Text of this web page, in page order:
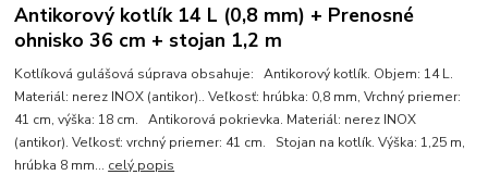
Antikorový kotlík 14 L (0,8 mm) + Prenosné
ohnisko 36 cm + stojan 1,2 m
Kotlíková gulášová súprava obsahuje: Antikorový kotlík. Objem: 14 L.
Materiál: nerez INOX (antikor).. Veľkosť: hrúbka: 0,8 mm, Vrchný priemer:
41 cm, výška: 18 cm. Antikorová pokrievka. Materiál: nerez INOX
(antikor). Veľkosť: vrchný priemer: 41 cm. Stojan na kotlík. Výška: 1,25 m,
hrúbka 8 mm... celý popis